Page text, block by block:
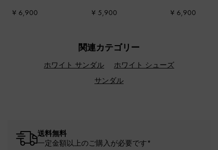
¥ 6,900 ¥ 5,900 ¥ 6,900
関連カテゴリー
ホワイト サンダル
ホワイト シューズ
サンダル
送料無料
一定金額以上のご購入が必要です*